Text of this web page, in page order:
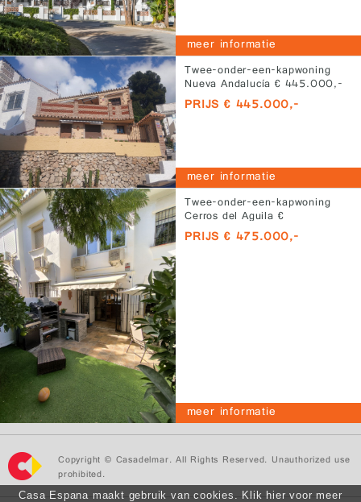
meer informatie
Twee-onder-een-kapwoning
Nueva Andalucía € 445.000,-
PRIJS € 445.000,-
meer informatie
Twee-onder-een-kapwoning
Cerros del Aguila €
475.000,-
PRIJS € 475.000,-
meer informatie
Copyright © Casadelmar. All Rights Reserved. Unauthorized use
prohibited.
Casa Espana maakt gebruik van cookies. Klik hier voor meer